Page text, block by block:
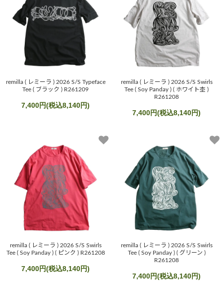
remilla ( レミーラ ) 2026 S/S Typeface
Tee ( ブラック ) R261209
7,400円(税込8,140円)
remilla ( レミーラ ) 2026 S/S Swirls
Tee ( Soy Panday ) ( ホワイト杢 )
R261208
7,400円(税込8,140円)
remilla ( レミーラ ) 2026 S/S Swirls
Tee ( Soy Panday ) ( ピンク ) R261208
7,400円(税込8,140円)
remilla ( レミーラ ) 2026 S/S Swirls
Tee ( Soy Panday ) ( グリーン )
R261208
7,400円(税込8,140円)